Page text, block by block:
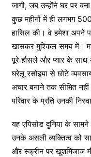
जागी, जब उन्होंने घर पर
कुछ महीनों में ही लगभग
हासिल की। वे हमेशा अपने
खासकर मुश्किल समय में।
पूरे हौसले और प्यार के साथ
घरेलू रसोइया से छोटे
अचार बनाने तक सीमित
परिवार के प्रति उनकी
यह एपिसोड दुनिया के
उनके असली व्यक्तित्व को
और स्क्रीन पर खुशमिजाज